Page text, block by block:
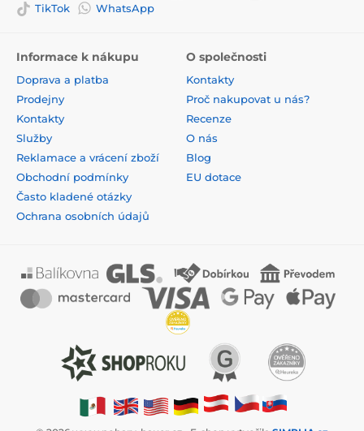
TikTok
WhatsApp
Informace k nákupu
Doprava a platba
Prodejny
Kontakty
Služby
Reklamace a vrácení zboží
Obchodní podmínky
Často kladené otázky
Ochrana osobních údajů
O společnosti
Kontakty
Proč nakupovat u nás?
Recenze
O nás
Blog
EU dotace